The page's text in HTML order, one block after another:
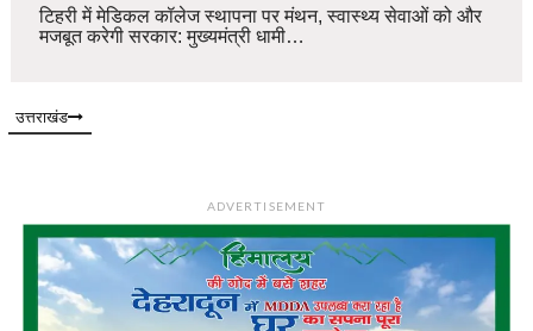
टिहरी में मेडिकल कॉलेज स्थापना पर मंथन, स्वास्थ्य सेवाओं को और
मजबूत करेगी सरकार: मुख्यमंत्री धामी…
उत्तराखंड
ADVERTISEMENT